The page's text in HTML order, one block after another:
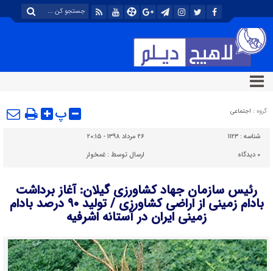
گروه : اجتماعی پ
شناسه : ۱۱۲۳
۲۶ مرداد ۱۳۹۸ - ۲۰:۱۵
۰ دیدگاه ارسال توسط :غمخوار
رئیس سازمان جهاد کشاورزی گیلان: آغاز برداشت
بادام زمینی از اراضی کشاورزی / تولید ۹۰ درصد بادام
زمینی ایران در آستانه اشرفیه